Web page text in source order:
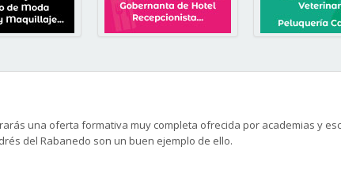
una oferta formativa muy completa ofrecida por academias y
del Rabanedo son un buen ejemplo de ello.